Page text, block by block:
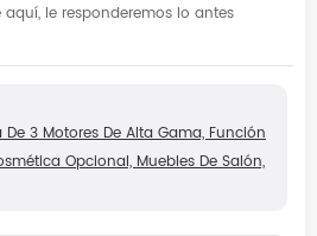
le responderemos lo antes
De 3 Motores De Alta Gama, Función
Opcional, Muebles De Salón,